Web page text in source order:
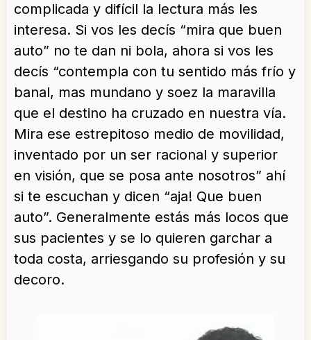
complicada y difícil la lectura más les
interesa. Si vos les decís “mira que buen
auto” no te dan ni bola, ahora si vos les
decís “contempla con tu sentido más frío y
banal, mas mundano y soez la maravilla
que el destino ha cruzado en nuestra vía.
Mira ese estrepitoso medio de movilidad,
inventado por un ser racional y superior
en visión, que se posa ante nosotros” ahí
si te escuchan y dicen “aja! Que buen
auto”. Generalmente estás más locos que
sus pacientes y se lo quieren garchar a
toda costa, arriesgando su profesión y su
decoro.